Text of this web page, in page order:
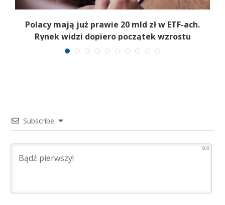
Polacy mają już prawie 20 mld zł w ETF-ach.
Rynek widzi dopiero początek wzrostu
Subscribe
500